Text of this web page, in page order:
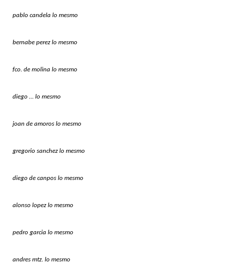
pablo candela lo mesmo
bernabe perez lo mesmo
fco. de molina lo mesmo
diego … lo mesmo
joan de amoros lo mesmo
gregorio sanchez lo mesmo
diego de canpos lo mesmo
alonso lopez lo mesmo
pedro garcia lo mesmo
andres mtz. lo mesmo